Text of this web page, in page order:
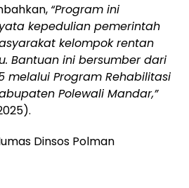
“Program ini
kepedulian pemerintah
kelompok rentan
Bantuan ini bersumber dari
melalui Program Rehabilitasi
Polewali Mandar,”
Dinsos Polman